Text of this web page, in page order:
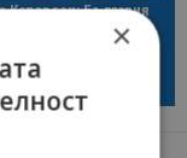
Капороси: България
съчетае автентичния
с технологиите на
бъдещето
×